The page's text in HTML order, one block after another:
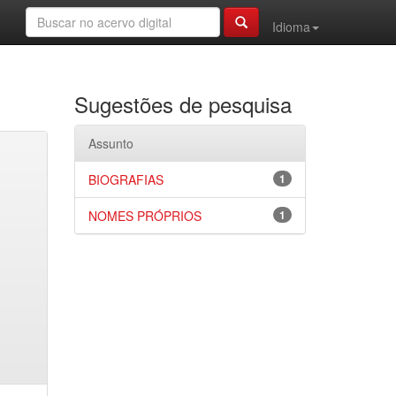
Idioma
Sugestões de pesquisa
Assunto
1
BIOGRAFIAS
1
NOMES PRÓPRIOS